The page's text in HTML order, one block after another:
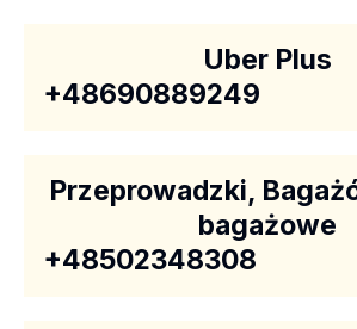
Uber Plus
+48690889249
Przeprowadzki,
bagażowe
+48502348308